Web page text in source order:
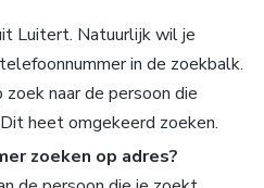
Luitert. Natuurlijk wil je
in de zoekbalk.
naar de persoon die
heet omgekeerd zoeken.
zoeken op adres?